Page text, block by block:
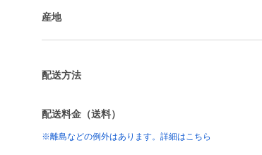
産地
配送方法
配送料金（送料）
※離島などの例外はあります。詳細はこちら